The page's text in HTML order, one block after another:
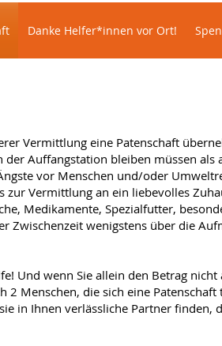
Vermittlung eine Patenschaft
Auffangstation bleiben müssen
vor Menschen und/oder
zur Vermittlung an ein liebevolles
Medikamente, Spezialfutter,
Zwischenzeit wenigstens über die
Und wenn Sie allein den Betrag
2 Menschen, die sich eine Patenschaft
in Ihnen verlässliche Partner
Danke Helfer*innen vor Ort!